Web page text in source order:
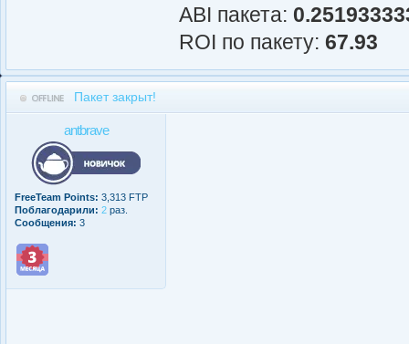
АBI пакета:
ROI по пакету: 67.93
Пакет закрыт!
antbrave
FreeTeam Points: 3,313 FTP
Поблагодарили: 2 раз.
Сообщения: 3